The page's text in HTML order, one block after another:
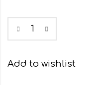
Add to wishlist